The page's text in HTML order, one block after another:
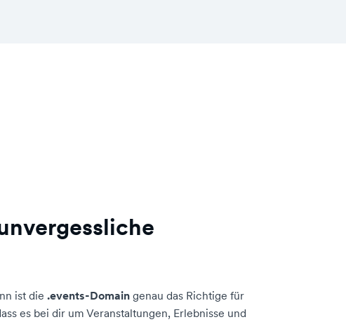
ist die .events-Domain genau das Richtige für
es bei dir um Veranstaltungen, Erlebnisse und